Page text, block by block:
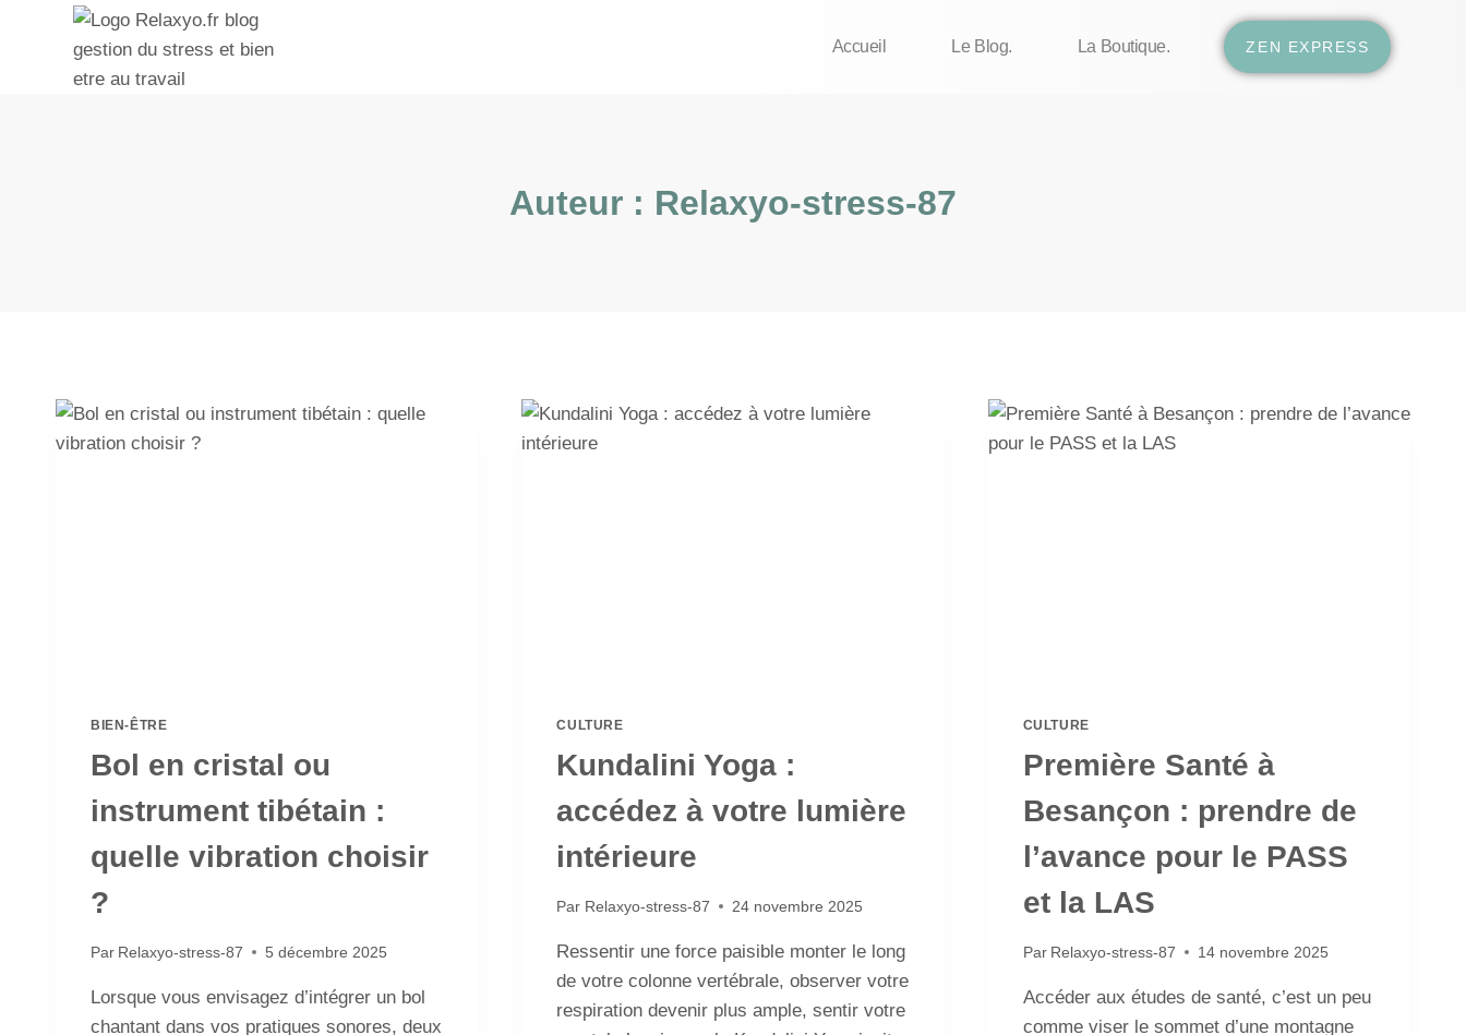
Accueil Le Blog. La Boutique. ZEN EXPRESS
Auteur : Relaxyo-stress-87
BIEN-ÊTRE
Bol en cristal ou
instrument tibétain :
quelle vibration choisir
?
Par Relaxyo-stress-87 5 décembre 2025
Lorsque vous envisagez d’intégrer un bol
chantant dans vos pratiques sonores, deux
CULTURE
Kundalini Yoga :
accédez à votre lumière
intérieure
Par Relaxyo-stress-87 24 novembre 2025
Ressentir une force paisible monter le long
de votre colonne vertébrale, observer votre
respiration devenir plus ample, sentir votre
CULTURE
Première Santé à
Besançon : prendre de
l’avance pour le PASS
et la LAS
Par Relaxyo-stress-87 14 novembre 2025
Accéder aux études de santé, c’est un peu
comme viser le sommet d’une montagne